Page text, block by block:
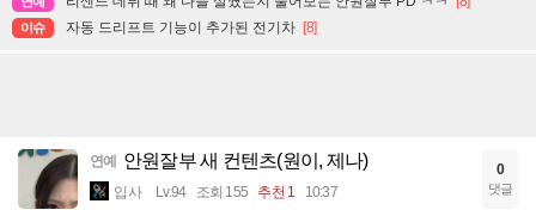
이슈 자동 드리프트 기능이 추가된 전기차 [8]
연예 안원잘부 새 컨텐츠(원이, 제나)
입사 Lv.94 조회 155 추천 1 10:37
0
댓글